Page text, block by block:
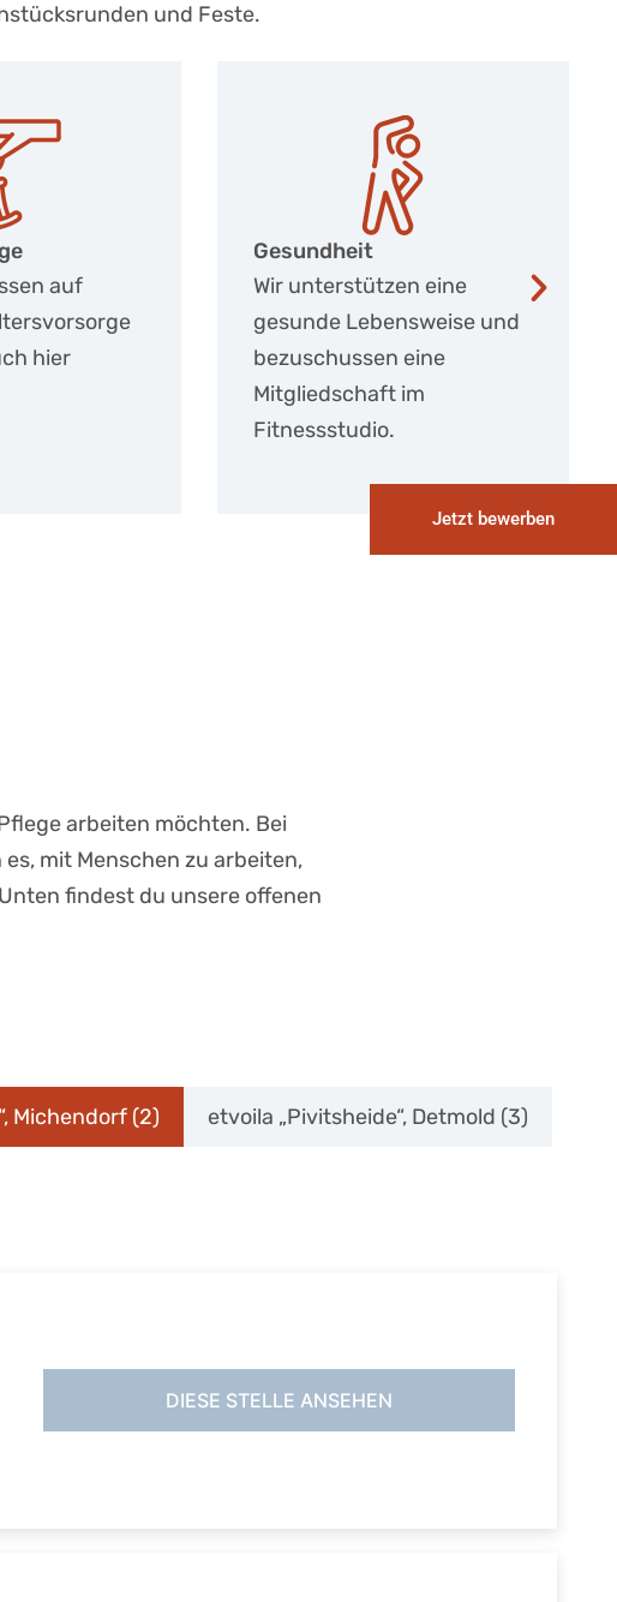
und Feste.
eine
und
eine
im
Schlanke Prozesse
Wir leben entbürokratisierte
Pflegeprozesse in einer
modernen EDV und nutzen
eine top IT-Ausstattung.
arbeiten möchten. Bei
es, mit Menschen zu arbeiten,
findest du unsere offenen
Michendorf (2) etvoila „Pivitsheide“, Detmold (3)
DIESE STELLE ANSEHEN
Jetzt bewerben